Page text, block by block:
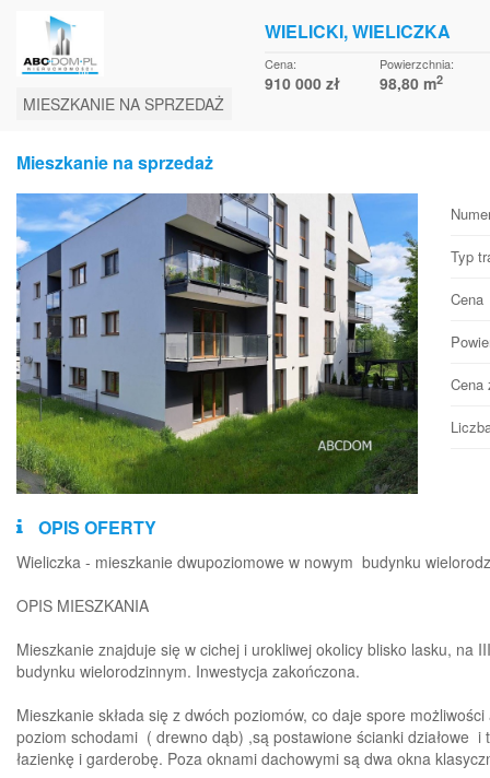
MIESZKANIE NA SPRZEDAŻ
WIELICKI, WIELICZKA
Cena:
910 000 zł
Powierzchnia:
98,80 m2
Mieszkanie na sprzedaż
Typ
Cena
Cena
OPIS OFERTY
Wieliczka - mieszkanie dwupoziomowe w nowym budynku
OPIS MIESZKANIA
Mieszkanie znajduje się w cichej i urokliwej okolicy blisko lasku, na
budynku wielorodzinnym. Inwestycja zakończona.
Mieszkanie składa się z dwóch poziomów, co daje spore
poziom schodami ( drewno dąb) ,są postawione ścianki działowe i
łazienkę i garderobę. Poza oknami dachowymi są dwa okna